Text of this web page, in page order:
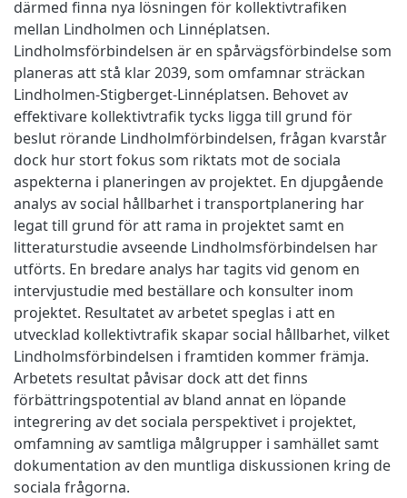
därmed finna nya lösningen för kollektivtrafiken
mellan Lindholmen och Linnéplatsen.
Lindholmsförbindelsen är en spårvägsförbindelse som
planeras att stå klar 2039, som omfamnar sträckan
Lindholmen-Stigberget-Linnéplatsen. Behovet av
effektivare kollektivtrafik tycks ligga till grund för
beslut rörande Lindholmförbindelsen, frågan kvarstår
dock hur stort fokus som riktats mot de sociala
aspekterna i planeringen av projektet. En djupgående
analys av social hållbarhet i transportplanering har
legat till grund för att rama in projektet samt en
litteraturstudie avseende Lindholmsförbindelsen har
utförts. En bredare analys har tagits vid genom en
intervjustudie med beställare och konsulter inom
projektet. Resultatet av arbetet speglas i att en
utvecklad kollektivtrafik skapar social hållbarhet, vilket
Lindholmsförbindelsen i framtiden kommer främja.
Arbetets resultat påvisar dock att det finns
förbättringspotential av bland annat en löpande
integrering av det sociala perspektivet i projektet,
omfamning av samtliga målgrupper i samhället samt
dokumentation av den muntliga diskussionen kring de
sociala frågorna.